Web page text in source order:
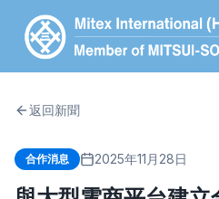
返回新聞
合作消息 2025年11月28日